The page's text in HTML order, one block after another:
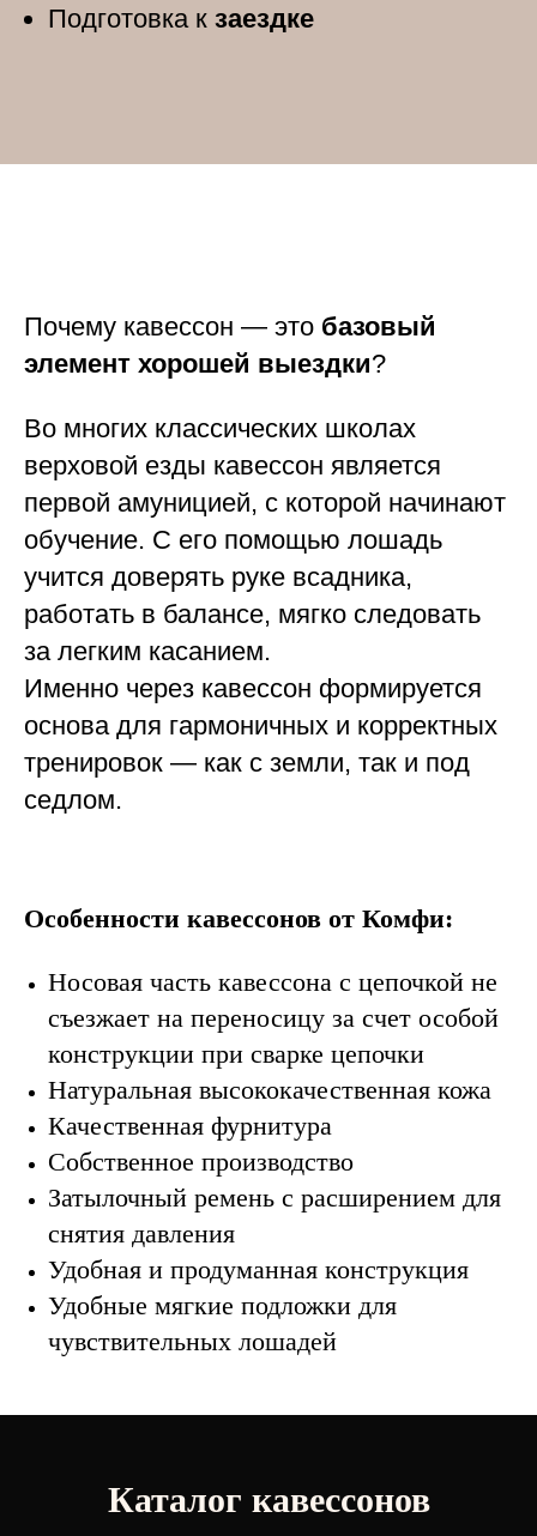
Подготовка к заездке
Почему кавессон — это базовый
элемент хорошей выездки?
Во многих классических школах
верховой езды кавессон является
первой амуницией, с которой начинают
обучение. С его помощью лошадь
учится доверять руке всадника,
работать в балансе, мягко следовать
за легким касанием.
Именно через кавессон формируется
основа для гармоничных и корректных
тренировок — как с земли, так и под
седлом.
Особенности кавессонов от Комфи:
Носовая часть кавессона с цепочкой не
съезжает на переносицу за счет особой
конструкции при сварке цепочки
Натуральная высококачественная кожа
Качественная фурнитура
Собственное производство
Затылочный ремень с расширением для
снятия давления
Удобная и продуманная конструкция
Удобные мягкие подложки для
чувствительных лошадей
Каталог кавессонов